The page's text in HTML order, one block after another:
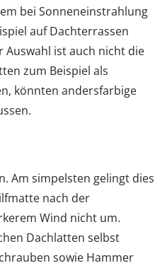
bei Sonneneinstrahlung
auf Dachterrassen
Auswahl ist auch nicht die
zum Beispiel als
könnten andersfarbige
Am simpelsten gelingt dies
nach der
Wind nicht um.
Dachlatten selbst
sowie Hammer